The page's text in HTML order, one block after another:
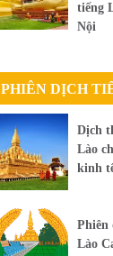
tiếng
Nội
PHIÊN DỊCH
Dịch
Lào
kinh
Phiên
Lào